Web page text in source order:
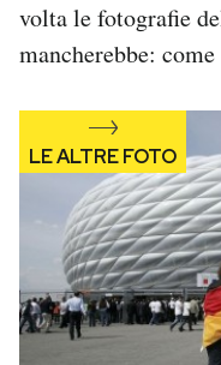
volta le fotografie
mancherebbe: